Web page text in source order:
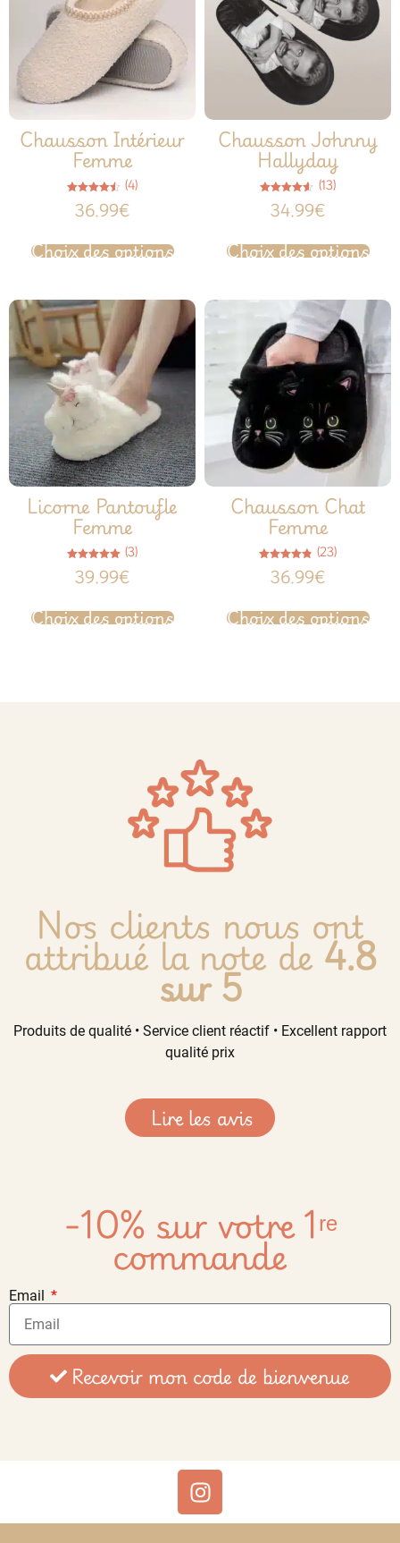
Chausson Intérieur
Femme
4.50
sur 5
(4)
36.99€
Choix des options
Chausson Johnny
Hallyday
4.54
sur 5
(13)
34.99€
Choix des options
Licorne Pantoufle
Femme
Note
5.00
sur 5
(3)
39.99€
Choix des options
Chausson Chat
Femme
4.78
sur 5
(23)
36.99€
Choix des options
Nos clients nous ont
attribué la note de4.8
sur 5
Produits de qualité • Service client réactif • Excellent rapport
qualité prix
Lire les avis
-10% sur votre 1ʳᵉ
commande
Email
Recevoir mon code de bienvenue